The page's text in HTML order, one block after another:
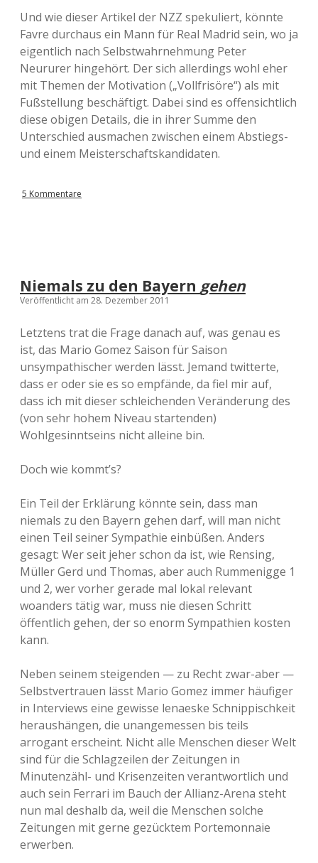
Und wie dieser Artikel der NZZ spekuliert, könnte
Favre durchaus ein Mann für Real Madrid sein, wo ja
eigentlich nach Selbstwahrnehmung Peter
Neururer hingehört. Der sich allerdings wohl eher
mit Themen der Motivation („Vollfrisöre“) als mit
Fußstellung beschäftigt. Dabei sind es offensichtlich
diese obigen Details, die in ihrer Summe den
Unterschied ausmachen zwischen einem Abstiegs-
und einem Meisterschaftskandidaten.
5 Kommentare
Niemals zu den Bayern gehen
Veröffentlicht am 28. Dezember 2011
Letztens trat die Frage danach auf, was genau es
ist, das Mario Gomez Saison für Saison
unsympathischer werden lässt. Jemand twitterte,
dass er oder sie es so empfände, da fiel mir auf,
dass ich mit dieser schleichenden Veränderung des
(von sehr hohem Niveau startenden)
Wohlgesinntseins nicht alleine bin.
Doch wie kommt’s?
Ein Teil der Erklärung könnte sein, dass man
niemals zu den Bayern gehen darf, will man nicht
einen Teil seiner Sympathie einbüßen. Anders
gesagt: Wer seit jeher schon da ist, wie Rensing,
Müller Gerd und Thomas, aber auch Rummenigge 1
und 2, wer vorher gerade mal lokal relevant
woanders tätig war, muss nie diesen Schritt
öffentlich gehen, der so enorm Sympathien kosten
kann.
Neben seinem steigenden — zu Recht zwar-aber —
Selbstvertrauen lässt Mario Gomez immer häufiger
in Interviews eine gewisse lenaeske Schnippischkeit
heraushängen, die unangemessen bis teils
arrogant erscheint. Nicht alle Menschen dieser Welt
sind für die Schlagzeilen der Zeitungen in
Minutenzähl- und Krisenzeiten verantwortlich und
auch sein Ferrari im Bauch der Allianz-Arena steht
nun mal deshalb da, weil die Menschen solche
Zeitungen mit gerne gezücktem Portemonnaie
erwerben.